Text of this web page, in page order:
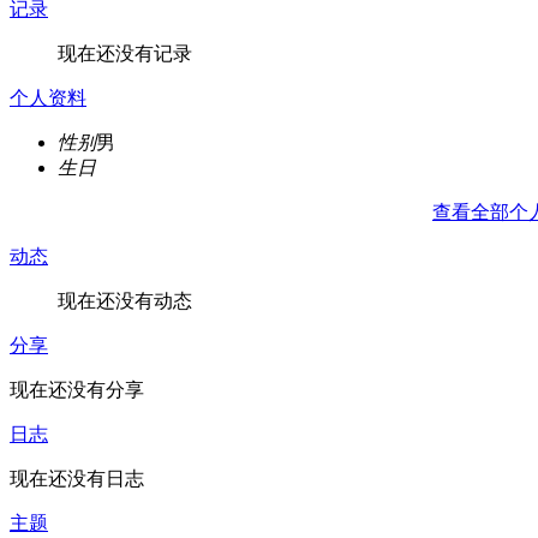
记录
现在还没有记录
个人资料
性别男
生日
查看全部个
动态
现在还没有动态
分享
现在还没有分享
日志
现在还没有日志
主题